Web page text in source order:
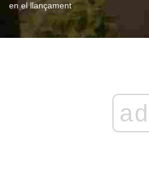
en el llançament
ad